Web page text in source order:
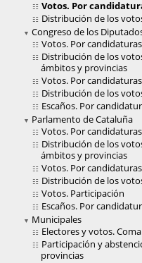
Votos. Por
Distribución de los
Congreso de los
Votos. Por
Distribución de los
ámbitos y provincias
Votos. Por candidaturas
Distribución de los
Escaños. Por
Parlamento de Cataluña
Votos. Por
Distribución de los
ámbitos y provincias
Votos. Por candidaturas
Distribución de los
Votos. Participación
Escaños. Por
Municipales
Electores y votos.
Participación y
provincias